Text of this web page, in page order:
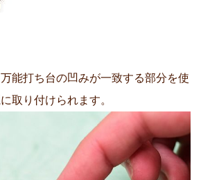
能打ち台の凹みが一致する部分を使
取り付けられます。